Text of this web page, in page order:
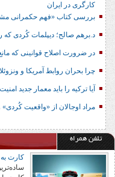
کارگری در ایران
بررسی کتاب «فهم حکمرانی
د.برهم صالح؛ دیپلمات کُردی که
در ضرورت اصلاح قوانینی که
چرا بحران روابط آمریکا و
آیا ترکیه را باید معمار جدید
مراد اوجالان از «واقعیت
تلفن همراه
کارت به